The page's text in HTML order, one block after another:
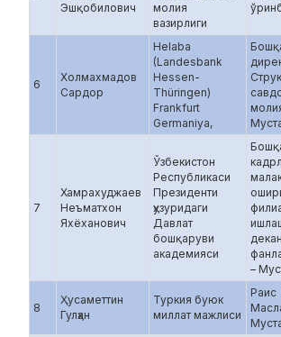
Эшқобилович
молия
вазирлиги
6
Холмахмадов
Сардор
Helaba
(Landesbank
Hessen-
Thüringen)
Frankfurt
Germaniya,
7
Хамрахуджаев
Неъматхон
Яхёханович
Ўзбекистон
Республикаси
Президенти
ҳузуридаги
Давлат
бошқаруви
академияси
–
8
Ҳусаметтин
Гулҳан
Туркия буюк
миллат мажлиси
Раис